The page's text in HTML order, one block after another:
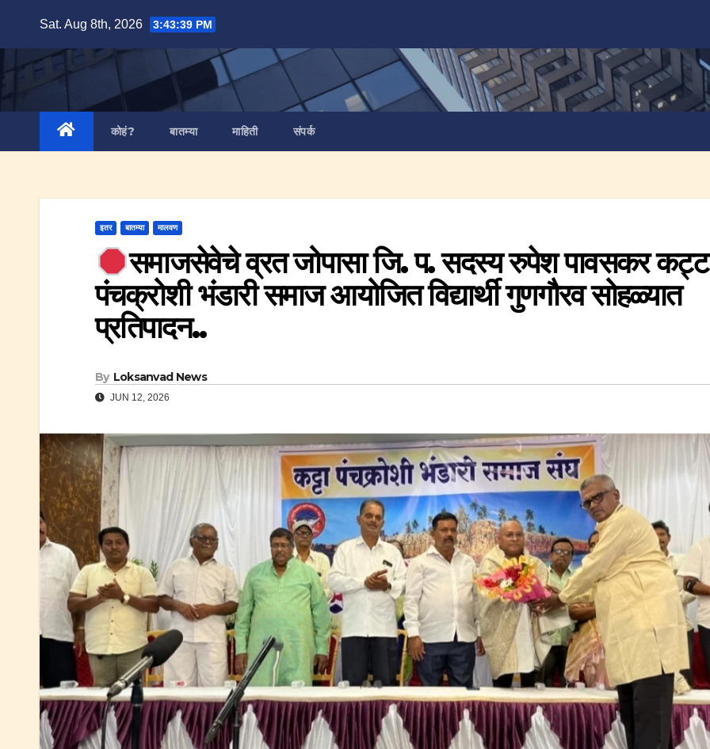
content
Sat. Aug 8th, 2026 3:43:41 PM
कोहं? बातम्या माहिती संपर्क
इतर बातम्या मालवण
समाजसेवेचे व्रत जोपासा जि. प. सदस्य रुपेश पावसकर
पंचक्रोशी भंडारी समाज आयोजित विद्यार्थी गुणगौरव सोहळ्यात
प्रतिपादन..
By Loksanvad News
JUN 12, 2026